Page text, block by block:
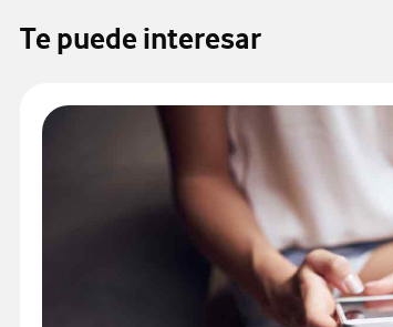
Te puede interesar